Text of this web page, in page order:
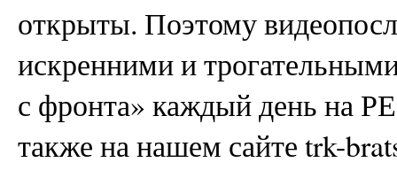
открыты. Поэтому
искренними и
с фронта» каждый день на
также на нашем сайте trk-